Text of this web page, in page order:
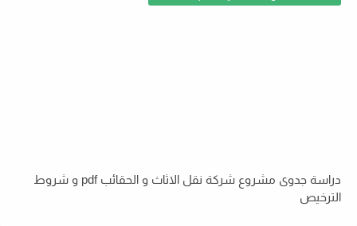
دراسة جدوى مشروع شركة نقل الاثاث و الحقائب pdf و شروط
الترخيص